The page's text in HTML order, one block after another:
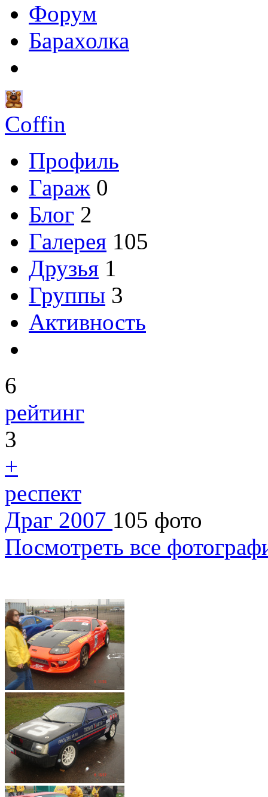
Форум
Барахолка
Coffin
Профиль
Гараж 0
Блог 2
Галерея 105
Друзья 1
Группы 3
Активность
6
рейтинг
3
+
респект
Драг 2007 105 фото
Посмотреть все